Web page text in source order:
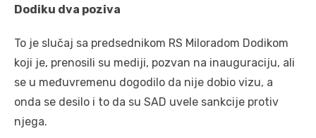
Dodiku dva poziva
To je slučaj sa predsednikom RS Miloradom Dodikom
koji je, prenosili su mediji, pozvan na inauguraciju, ali
se u međuvremenu dogodilo da nije dobio vizu, a
onda se desilo i to da su SAD uvele sankcije protiv
njega.